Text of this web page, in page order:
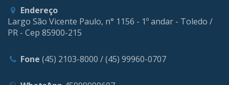
Endereço
Largo São Vicente Paulo, n° 1156 - 1º andar - Toledo /
PR - Cep 85900-215
Fone (45) 2103-8000 / (45) 99960-0707